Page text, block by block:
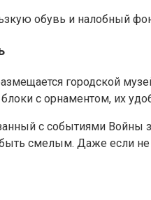
обувь и налобный
городской
с орнаментом, их
с событиями Войны
смелым. Даже если